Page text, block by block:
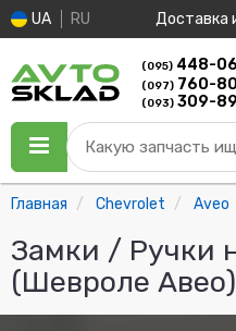
UA RU Доставка
(095) 448-
(097) 760-
(093) 309-
Какую запчасть
Главная Chevrolet Aveo
Замки / Ручки
(Шевроле Авео)